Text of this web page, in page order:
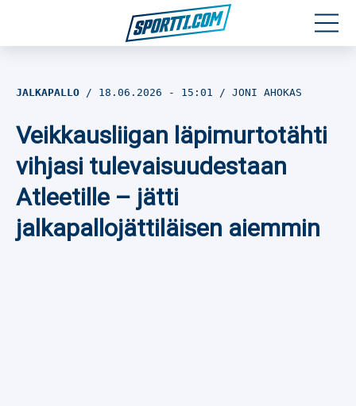
Jalkapallo
Yleisurheilu
Talviurheilu
JALKAPALLO 18.06.2026 - 15:01 JONI AHOKAS
Veikkausliigan läpimurtotähti
vihjasi tulevaisuudestaan
Atleetille – jätti
jalkapallojättiläisen aiemmin